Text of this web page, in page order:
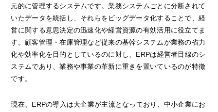
元的に管理するシステムです。業務システムごとに分断されて
いたデータを統括し、それらをビッグデータ化することで、経
営に関する意思決定の迅速化や経営資源の有効活用に役立てま
す。顧客管理・在庫管理など従来の基幹システムが業務の省力
化や効率化を目的としているのに対し、ERPは経営者目線のシ
ステムであり、業務や事業の革新に重きを置いているのが特徴
です。
現在、ERPの導入は大企業が主流となっており、中小企業にお